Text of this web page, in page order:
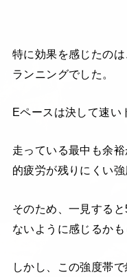
特に効果を感じたの
ランニングでした。
Eペースは決して速い
走っている最中も余
的疲労が残りにくい強
そのため、一見する
ないように感じるかも
しかし、この強度帯